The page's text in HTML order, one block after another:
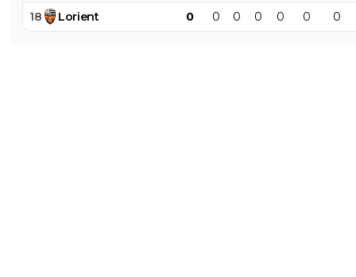
18 Lorient 0 0 0 0 0 0 0